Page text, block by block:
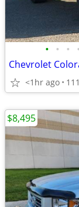
• • • •
<1hr ago
$8,495